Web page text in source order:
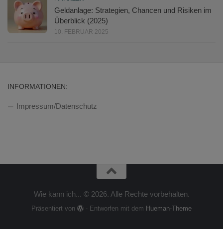
Geldanlage: Strategien, Chancen und Risiken im
Überblick (2025)
10. FEBRUAR 2025
INFORMATIONEN:
Impressum/Datenschutz
Wie kann ich... © 2026. Alle Rechte vorbehalten.
Präsentiert von - Entworfen mit dem Hueman-Theme